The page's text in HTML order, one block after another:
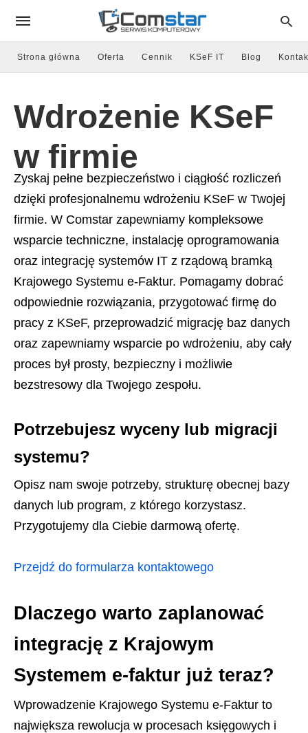
Strona główna Oferta Cennik KSeF IT Blog
Wdrożenie KSeF
w firmie
Zyskaj pełne bezpieczeństwo i ciągłość rozliczeń
dzięki profesjonalnemu wdrożeniu KSeF w Twojej
firmie. W Comstar zapewniamy kompleksowe
wsparcie techniczne, instalację oprogramowania
oraz integrację systemów IT z rządową bramką
Krajowego Systemu e-Faktur. Pomagamy dobrać
odpowiednie rozwiązania, przygotować firmę do
pracy z KSeF, przeprowadzić migrację baz danych
oraz zapewniamy wsparcie po wdrożeniu, aby cały
proces był prosty, bezpieczny i możliwie
bezstresowy dla Twojego zespołu.
Potrzebujesz wyceny lub migracji
systemu?
Opisz nam swoje potrzeby, strukturę obecnej bazy
danych lub program, z którego korzystasz.
Przygotujemy dla Ciebie darmową ofertę.
Przejdź do formularza kontaktowego
Dlaczego warto zaplanować
integrację z Krajowym
Systemem e-faktur już teraz?
Wprowadzenie Krajowego Systemu e-Faktur to
największa rewolucja w procesach księgowych i